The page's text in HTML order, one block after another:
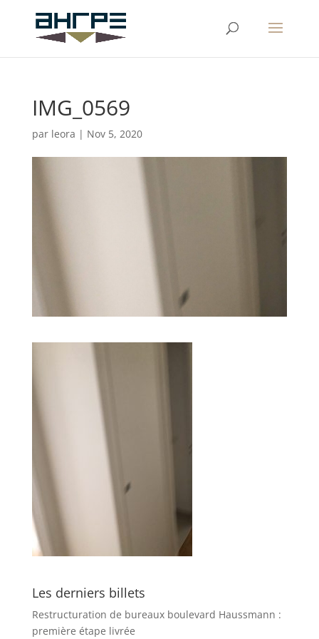
IMG_0569
par leora | Nov 5, 2020
Les derniers billets
Restructuration de bureaux boulevard Haussmann :
première étape livrée